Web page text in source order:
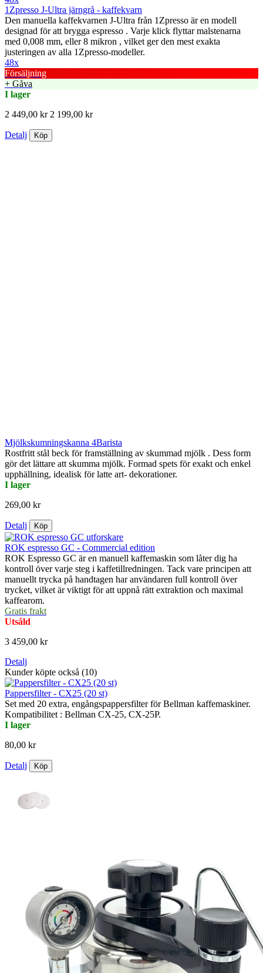
1Zpresso J-Ultra järngrå - kaffekvarn
Den manuella kaffekvarnen J-Ultra från 1Zpresso är en modell
designad för att brygga espresso . Varje klick flyttar malstenarna
med 0,008 mm, eller 8 mikron , vilket ger den mest exakta
justeringen av alla 1Zpresso-modeller.
48x
Försäljning
+ Gåva
I lager
2 449,00 kr 2 199,00 kr
Detalj Köp
Mjölkskumningskanna 4Barista
Rostfritt stål beck för framställning av skummad mjölk . Dess form
gör det lättare att skumma mjölk. Formad spets för exakt och enkel
upphällning, idealisk för latte art- dekorationer.
I lager
269,00 kr
Detalj Köp
ROK espresso GC - Commercial edition
ROK Espresso GC är en manuell kaffemaskin som låter dig ha
kontroll över varje steg i kaffetillredningen. Tack vare principen att
manuellt trycka på handtagen har användaren full kontroll över
trycket, vilket är viktigt för att uppnå rätt extraktion och maximal
kaffearom.
Gratis frakt
Utsåld
3 459,00 kr
Detalj
Kunder köpte också (10)
Pappersfilter - CX25 (20 st)
Set med 20 extra, engångspappersfilter för Bellman kaffemaskiner.
Kompatibilitet : Bellman CX-25, CX-25P.
I lager
80,00 kr
Detalj Köp